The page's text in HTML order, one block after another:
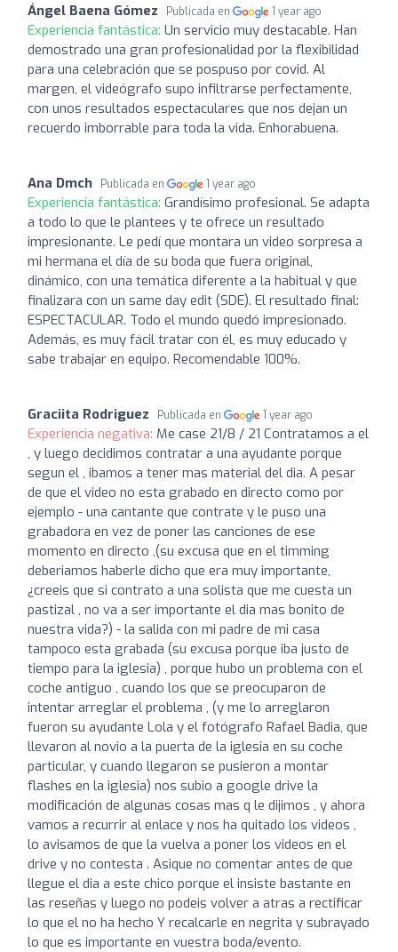
Ángel Baena Gómez Publicada en 1 year ago
Experiencia fantástica: Un servicio muy destacable. Han
demostrado una gran profesionalidad por la flexibilidad
para una celebración que se pospuso por covid. Al
margen, el videógrafo supo infiltrarse perfectamente,
con unos resultados espectaculares que nos dejan un
recuerdo imborrable para toda la vida. Enhorabuena.
Ana Dmch Publicada en 1 year ago
Experiencia fantástica: Grandísimo profesional. Se adapta
a todo lo que le plantees y te ofrece un resultado
impresionante. Le pedí que montara un video sorpresa a
mi hermana el día de su boda que fuera original,
dinámico, con una temática diferente a la habitual y que
finalizara con un same day edit (SDE). El resultado final:
ESPECTACULAR. Todo el mundo quedó impresionado.
Además, es muy fácil tratar con él, es muy educado y
sabe trabajar en equipo. Recomendable 100%.
Graciita Rodriguez Publicada en 1 year ago
Experiencia negativa: Me case 21/8 / 21 Contratamos a el
, y luego decidimos contratar a una ayudante porque
segun el , ibamos a tener mas material del dia. A pesar
de que el video no esta grabado en directo como por
ejemplo - una cantante que contrate y le puso una
grabadora en vez de poner las canciones de ese
momento en directo ,(su excusa que en el timming
deberiamos haberle dicho que era muy importante,
¿creeis que si contrato a una solista que me cuesta un
pastizal , no va a ser importante el dia mas bonito de
nuestra vida?) - la salida con mi padre de mi casa
tampoco esta grabada (su excusa porque iba justo de
tiempo para la iglesia) , porque hubo un problema con el
coche antiguo , cuando los que se preocuparon de
intentar arreglar el problema , (y me lo arreglaron
fueron su ayudante Lola y el fotógrafo Rafael Badia, que
llevaron al novio a la puerta de la iglesia en su coche
particular, y cuando llegaron se pusieron a montar
flashes en la iglesia) nos subio a google drive la
modificación de algunas cosas mas q le dijimos , y ahora
vamos a recurrir al enlace y nos ha quitado los videos ,
lo avisamos de que la vuelva a poner los videos en el
drive y no contesta . Asique no comentar antes de que
llegue el dia a este chico porque el insiste bastante en
las reseñas y luego no podeis volver a atras a rectificar
lo que el no ha hecho Y recalcarle en negrita y subrayado
lo que es importante en vuestra boda/evento.